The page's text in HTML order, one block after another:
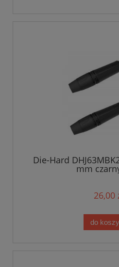
Die-Hard
mm
26,00
do